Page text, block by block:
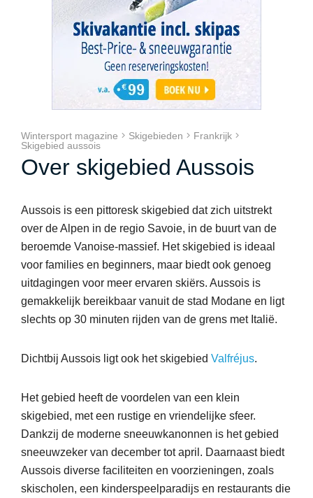
Wintersport magazine Skigebieden
Frankrijk
Skigebied aussois
Over skigebied Aussois
Aussois is een pittoresk skigebied dat zich uitstrekt
over de Alpen in de regio Savoie, in de buurt van de
beroemde Vanoise-massief. Het skigebied is ideaal
voor families en beginners, maar biedt ook genoeg
uitdagingen voor meer ervaren skiërs. Aussois is
gemakkelijk bereikbaar vanuit de stad Modane en ligt
slechts op 30 minuten rijden van de grens met Italië.
Dichtbij Aussois ligt ook het skigebied Valfréjus.
Het gebied heeft de voordelen van een klein
skigebied, met een rustige en vriendelijke sfeer.
Dankzij de moderne sneeuwkanonnen is het gebied
sneeuwzeker van december tot april. Daarnaast biedt
Aussois diverse faciliteiten en voorzieningen, zoals
skischolen, een kinderspeelparadijs en restaurants die